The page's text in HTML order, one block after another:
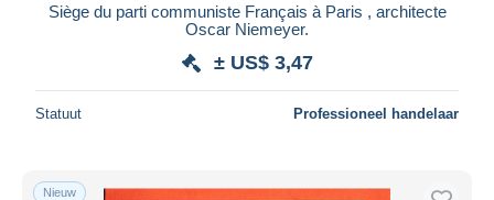
Siège du parti communiste Français à Paris , architecte
Oscar Niemeyer.
± US$ 3,47
Statuut Professioneel handelaar
Nieuw